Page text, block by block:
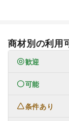
商材別の利用
歓迎
なし可能
ファッション
条件あり